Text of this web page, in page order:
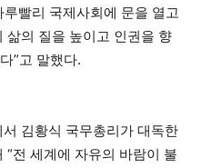
빨리 국제사회에 문을 열고
삶의 질을 높이고 인권을 향
”고 말했다.
김황식 국무총리가 대독한
전 세계에 자유의 바람이 불